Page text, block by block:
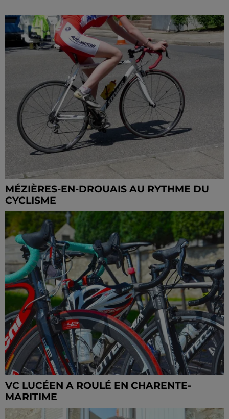
MÉZIÈRES-EN-DROUAIS AU RYTHME DU
CYCLISME
VC LUCÉEN A ROULÉ EN CHARENTE-
MARITIME